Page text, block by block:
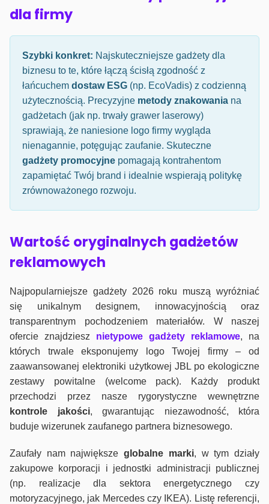
dla firmy
Szybki konkret: Najskuteczniejsze gadżety dla
biznesu to te, które łączą ścisłą zgodność z
łańcuchem dostaw ESG (np. EcoVadis) z codzienną
użytecznością. Precyzyjne metody znakowania na
gadżetach (jak np. trwały grawer laserowy)
sprawiają, że naniesione logo firmy wygląda
nienagannie, potęgując zaufanie. Skuteczne
gadżety promocyjne pomagają kontrahentom
zapamiętać Twój brand i idealnie wspierają politykę
zrównoważonego rozwoju.
Wartość oryginalnych gadżetów
reklamowych
Najpopularniejsze gadżety 2026 roku muszą wyróżniać
się unikalnym designem, innowacyjnością oraz
transparentnym pochodzeniem materiałów. W naszej
ofercie znajdziesz nietypowe gadżety reklamowe, na
których trwale eksponujemy logo Twojej firmy – od
zaawansowanej elektroniki użytkowej JBL po ekologiczne
zestawy powitalne (welcome pack). Każdy produkt
przechodzi przez nasze rygorystyczne wewnętrzne
kontrole jakości, gwarantując niezawodność, która
buduje wizerunek zaufanego partnera biznesowego.
Zaufały nam największeglobalne marki, w tym działy
zakupowe korporacji i jednostki administracji publicznej
(np. realizacje dla sektora energetycznego czy
motoryzacyjnego, jak Mercedes czy IKEA). Listę referencji,